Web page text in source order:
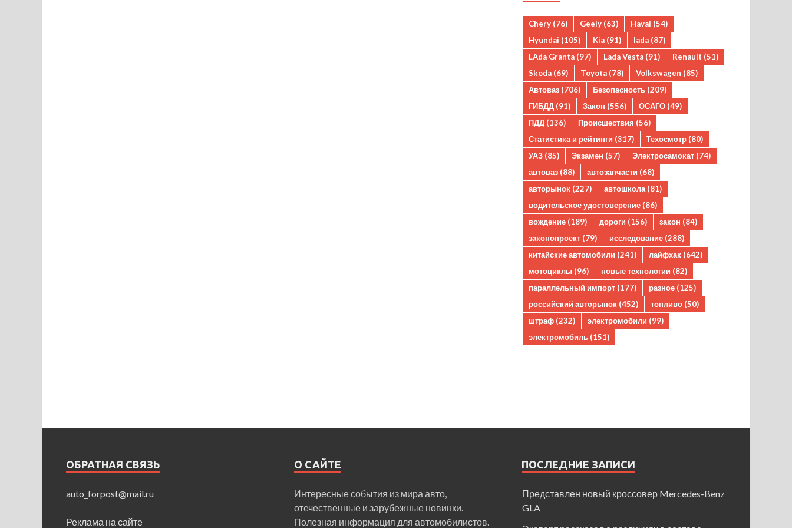
Chery (76) Geely (63) Haval (54)
Hyundai (105) Kia (91) lada (87)
LAda Granta (97) Lada Vesta (91) Renault (51)
Skoda (69) Toyota (78) Volkswagen (85)
Автоваз (706) Безопасность (209)
ГИБДД (91) Закон (556) ОСАГО (49)
ПДД (136) Происшествия (56)
Статистика и рейтинги (317) Техосмотр (80)
УАЗ (85) Экзамен (57) Электросамокат (74)
автоваз (88) автозапчасти (68)
авторынок (227) автошкола (81)
водительское удостоверение (86)
вождение (189) дороги (156) закон (84)
законопроект (79) исследование (288)
китайские автомобили (241) лайфхак (642)
мотоциклы (96) новые технологии (82)
параллельный импорт (177) разное (125)
российский авторынок (452) топливо (50)
штраф (232) электромобили (99)
электромобиль (151)
ОБРАТНАЯ СВЯЗЬ
auto_forpost@mail.ru
Реклама на сайте
О САЙТЕ
Интересные события из мира авто,
отечественные и зарубежные новинки.
Полезная информация для автомобилистов.
ПОСЛЕДНИЕ ЗАПИСИ
Представлен новый кроссовер Mercedes-Benz
GLA